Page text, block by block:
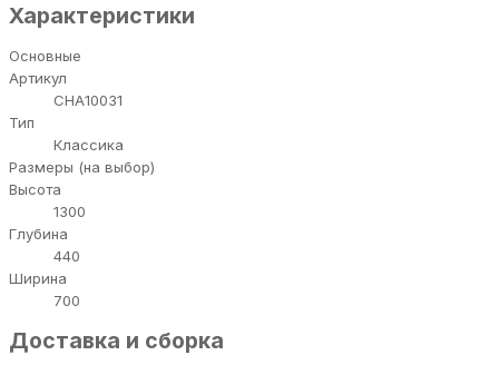
Характеристики
Основные
Артикул
CHA10031
Тип
Классика
Размеры (на выбор)
Высота
1300
Глубина
440
Ширина
700
Доставка и сборка